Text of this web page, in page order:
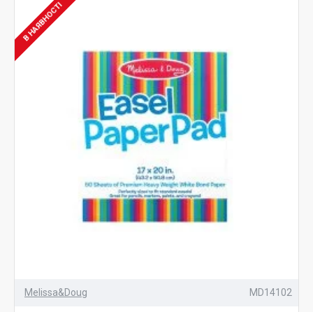
В НАЯВНОСТІ
Melissa&Doug MD14102